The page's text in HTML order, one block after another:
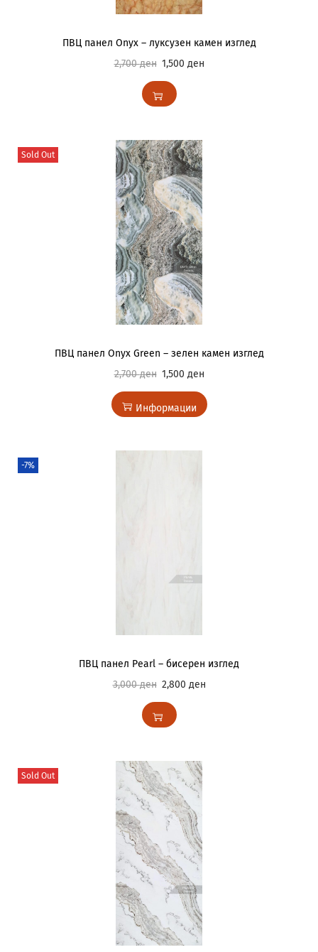
ПВЦ панел Onyx – луксузен камен изглед
2,700ден 1,500 ден
Sold Out
ПВЦ панел Onyx Green – зелен камен изглед
2,700ден 1,500 ден
Информации
-7%
ПВЦ панел Pearl – бисерен изглед
3,000ден 2,800 ден
Sold Out